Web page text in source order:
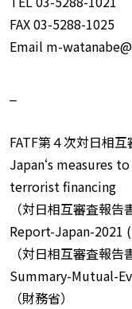
FAX 03-5288-1025
Email m-
FATF第４次対日相
Japan‘s measures
terrorist financing
（対日相互審査報
Report-Japan-2021
（対日相互審査報
Summary-Mutual-
（財務省）